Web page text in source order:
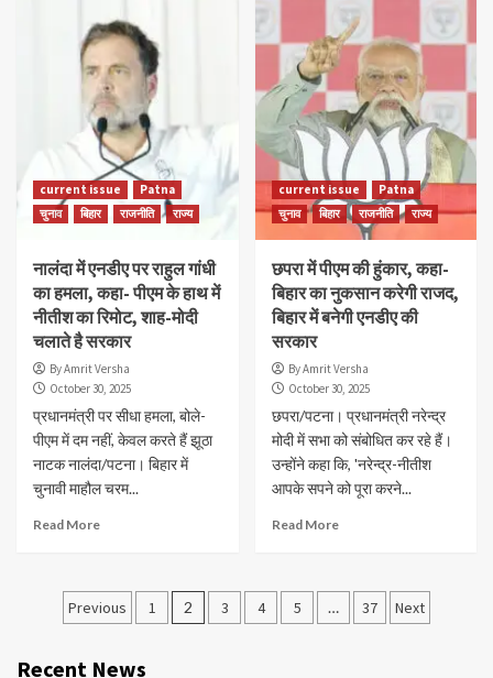
current issue
Patna
चुनाव
बिहार राजनीति राज्य
नालंदा में एनडीए पर राहुल गांधी
का हमला, कहा- पीएम के हाथ में
नीतीश का रिमोट, शाह-मोदी
चलाते है सरकार
By Amrit Versha
October 30, 2025
प्रधानमंत्री पर सीधा हमला, बोले-
पीएम में दम नहीं, केवल करते हैं झूठा
नाटक नालंदा/पटना। बिहार में
चुनावी माहौल चरम...
Read More
current issue
Patna
चुनाव
बिहार राजनीति राज्य
छपरा में पीएम की हुंकार, कहा-
बिहार का नुकसान करेगी राजद,
बिहार में बनेगी एनडीए की
सरकार
By Amrit Versha
October 30, 2025
छपरा/पटना। प्रधानमंत्री नरेन्द्र
मोदी में सभा को संबोधित कर रहे हैं।
उन्होंने कहा कि, 'नरेन्द्र-नीतीश
आपके सपने को पूरा करने...
Read More
Posts
Previous 1 2 3 4 5 … 37 Next
Recent News